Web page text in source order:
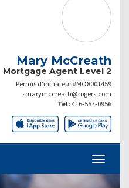
Mary McCreath
Mortgage Agent Level 2
Permis d’initiateur #MO8001459
smarymccreath@rogers.com
Tel: 416-557-0956